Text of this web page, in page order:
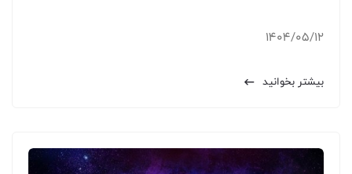
1404/05/12
بیشتر بخوانید